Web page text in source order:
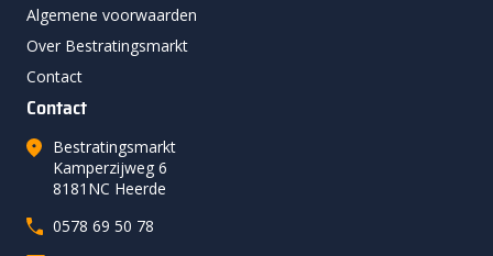
Algemene voorwaarden
Over Bestratingsmarkt
Contact
Contact
Bestratingsmarkt
Kamperzijweg 6
8181NC Heerde
0578 69 50 78